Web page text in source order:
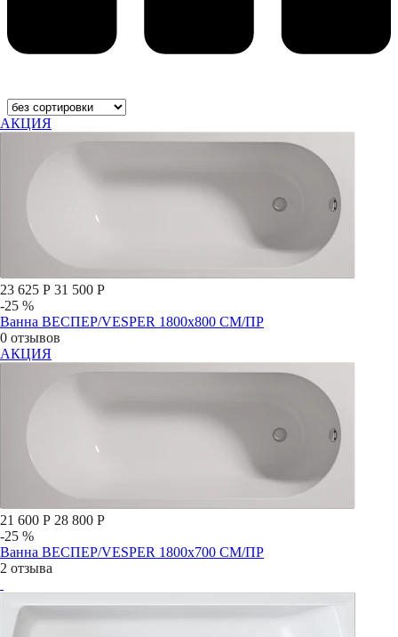
АКЦИЯ
23 625 Р 31 500 Р
-25 %
Ванна ВЕСПЕР/VESPER 1800х800 СМ/ПР
0 отзывов
АКЦИЯ
21 600 Р 28 800 Р
-25 %
Ванна ВЕСПЕР/VESPER 1800х700 СМ/ПР
2 отзыва